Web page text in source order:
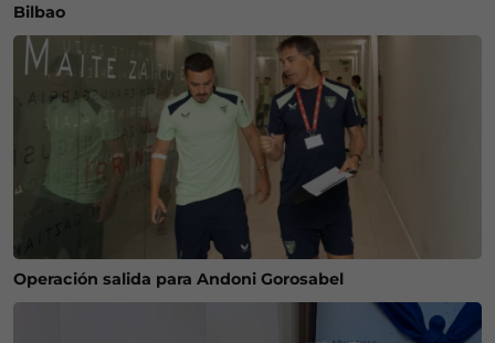
Bilbao
Operación salida para Andoni Gorosabel